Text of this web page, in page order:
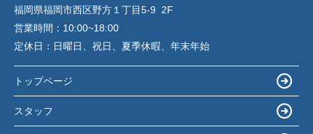
福岡県福岡市西区野方１丁目5-9 2F
営業時間： 10:00~18:00
定休日： 日曜日、祝日、夏季休暇、年末年始
トップページ
スタッフ